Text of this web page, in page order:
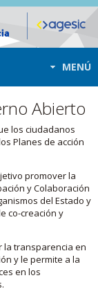
MENÚ
Abierto
los ciudadanos
Planes de acción
promover la
y Colaboración
del Estado y
co-creación y
la transparencia en
y le permite a la
en los